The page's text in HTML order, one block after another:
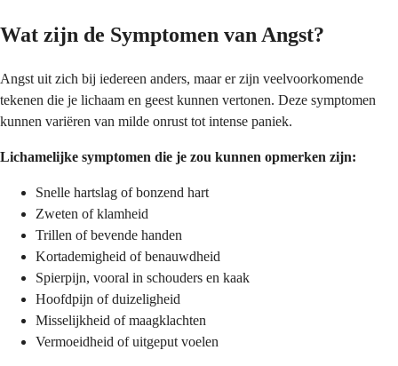
Wat zijn de Symptomen van Angst?
Angst uit zich bij iedereen anders, maar er zijn veelvoorkomende
tekenen die je lichaam en geest kunnen vertonen. Deze symptomen
kunnen variëren van milde onrust tot intense paniek.
Lichamelijke symptomen die je zou kunnen opmerken zijn:
Snelle hartslag of bonzend hart
Zweten of klamheid
Trillen of bevende handen
Kortademigheid of benauwdheid
Spierpijn, vooral in schouders en kaak
Hoofdpijn of duizeligheid
Misselijkheid of maagklachten
Vermoeidheid of uitgeput voelen